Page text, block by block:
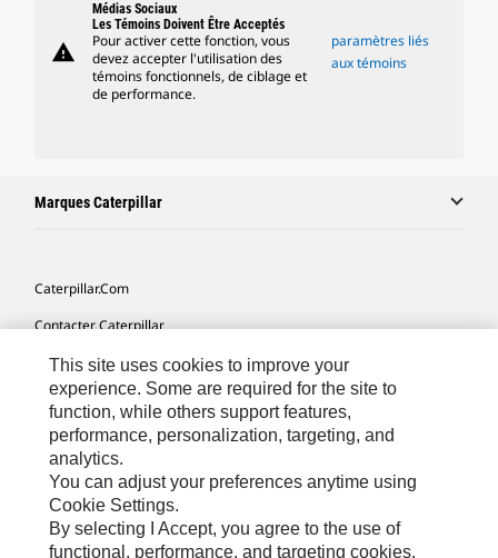
warning
Médias Sociaux
Les Témoins Doivent Être Acceptés
Pour activer cette fonction, vous
devez accepter l'utilisation des
témoins fonctionnels, de ciblage et
de performance.
paramètres liés
aux témoins
Marques Caterpillar
Caterpillar.com
Contacter Caterpillar
Mes Préférences Marketing
Plan Du Site
Cookie Settings
Légales
Confidentialité
This site uses cookies to improve your
experience. Some are required for the site to
function, while others support features,
performance, personalization, targeting, and
analytics.
You can adjust your preferences anytime using
Cookie Settings.
By selecting I Accept, you agree to the use of
functional, performance, and targeting cookies.